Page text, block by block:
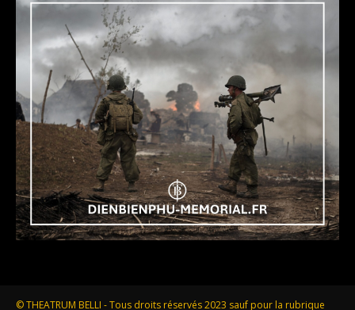
© THEATRUM BELLI - Tous droits réservés 2023 sauf pour la rubrique